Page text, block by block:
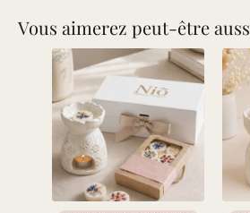
Vous aimerez peut-être